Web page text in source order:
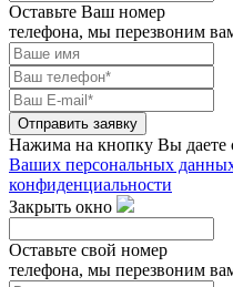
Оставьте Ваш номер
телефона, мы перезвоним
Отправить заявку
Нажима на кнопку Вы даете
Ваших персональных
конфиденциальности
Закрыть окно
Оставьте свой номер
телефона, мы перезвоним